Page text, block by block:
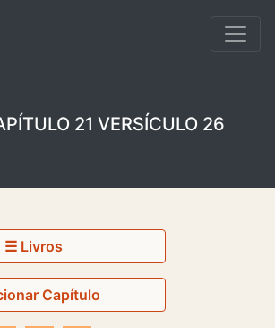
21 VERSÍCULO 26
☰ Livros
Capítulo